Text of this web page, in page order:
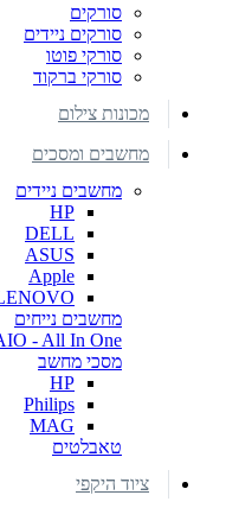
סורקים
סורקים ניידים
סורקי פוטו
סורקי ברקוד
מכונות צילום
מחשבים ומסכים
מחשבים ניידים
HP
DELL
ASUS
Apple
מחשבים נייחים
- All In One
מסכי מחשב
HP
Philips
MAG
טאבלטים
ציוד היקפי